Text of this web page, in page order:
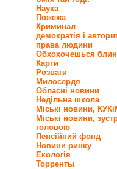
Наука
Пожежа
Криминал
демократія і
права людини
Обхохочешься блин
Карти
Розваги
Милосердя
Обласні новини
Недільна школа
Міські новини,
Міські новини,
головою
Пенсійний фонд
Новини ринку
Екологія
Торренты